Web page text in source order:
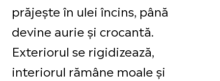
prăjește în ulei încins, până
devine aurie și crocantă.
Exteriorul se rigidizează,
interiorul rămâne moale și